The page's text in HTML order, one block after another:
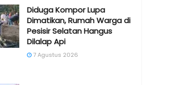
Diduga Kompor Lupa
Dimatikan, Rumah Warga di
Pesisir Selatan Hangus
Dilalap Api
7 Agustus 2026